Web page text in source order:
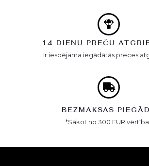
14 DIENU PREČU
Ir iespējama iegādātās preces
BEZMAKSAS
*Sākot no 300 EUR